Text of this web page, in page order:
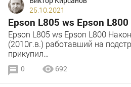
25.10.2021
Epson L805 ws Epson L800
Epson L805 ws Epson L800
(2010г.в.) работавший на
прикупил…
0 692